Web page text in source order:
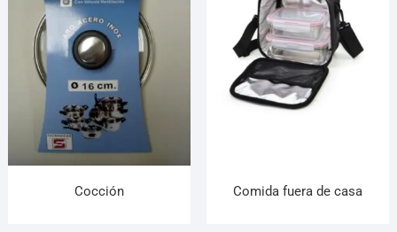
Cocción Comida fuera de casa
¡Hola! Soy el asesor virtual de Ferretería El Arroyo.
Cuéntame qué necesitas y te ayudo a encontrarlo,
aunque no sepas el nombre exacto